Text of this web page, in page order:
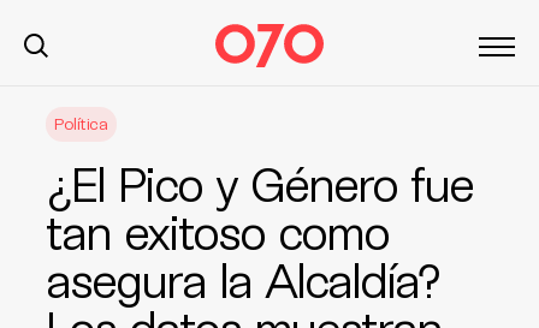
Política
¿El Pico y Género fue
tan exitoso como
asegura la Alcaldía?